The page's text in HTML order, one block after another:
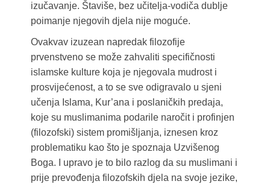
izučavanje. Štaviše, bez učitelja-vodiča dublje
poimanje njegovih djela nije moguće.
Ovakvav izuzean napredak filozofije
prvenstveno se može zahvaliti specifičnosti
islamske kulture koja je njegovala mudrost i
prosvijećenost, a to se sve odigravalo u sjeni
učenja Islama, Kur’ana i poslaničkih predaja,
koje su muslimanima podarile naročit i profinjen
(filozofski) sistem promišljanja, iznesen kroz
problematiku kao što je spoznaja Uzvišenog
Boga. I upravo je to bilo razlog da su muslimani i
prije prevođenja filozofskih djela na svoje jezike,